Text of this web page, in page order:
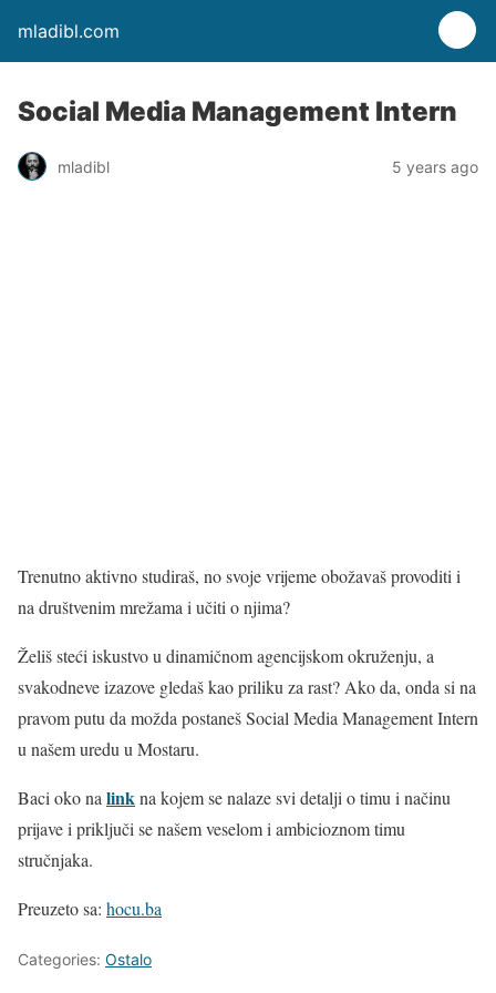
mladibl.com
Social Media Management Intern
mladibl 5 years ago
Trenutno aktivno studiraš, no svoje vrijeme obožavaš provoditi i
na društvenim mrežama i učiti o njima?
Želiš steći iskustvo u dinamičnom agencijskom okruženju, a
svakodneve izazove gledaš kao priliku za rast? Ako da, onda si na
pravom putu da možda postaneš Social Media Management Intern
u našem uredu u Mostaru.
Baci oko nalinkna kojem se nalaze svi detalji o timu i načinu
prijave i priključi se našem veselom i ambicioznom timu
stručnjaka.
Preuzeto sa: hocu.ba
Categories: Ostalo